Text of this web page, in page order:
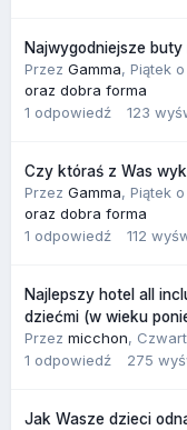
Najwygodniejsze
Przez Gamma, Piątek
oraz dobra forma
1 odpowiedź 123
Czy któraś z Was
Przez Gamma, Piątek
oraz dobra forma
1 odpowiedź 112
Najlepszy hotel all
dziećmi (w wieku
Przez micchon,
1 odpowiedź 275
Jak Wasze dzieci